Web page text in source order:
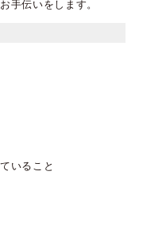
手伝いをします。
いること